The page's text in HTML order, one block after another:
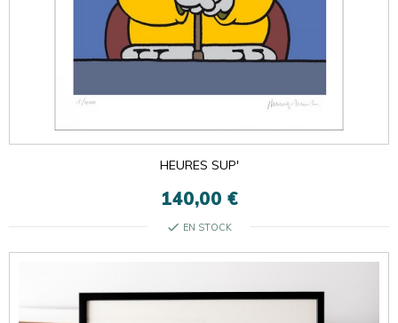
HEURES SUP'
140,00 €
check EN STOCK